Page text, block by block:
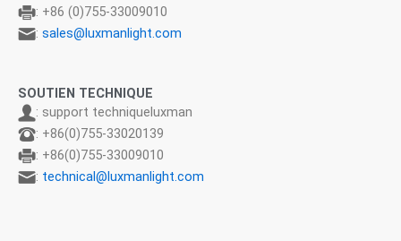
: +86 (0)755-33009010
: sales@luxmanlight.com
SOUTIEN TECHNIQUE
: support techniqueluxman
: +86(0)755-33020139
: +86(0)755-33009010
: technical@luxmanlight.com